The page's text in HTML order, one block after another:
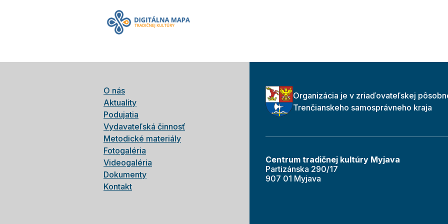
O nás
Aktuality
Podujatia
Vydavateľská činnosť
Metodické materiály
Fotogaléria
Videogaléria
Dokumenty
Kontakt
Organizácia je v zriaďovateľskej
Trenčianskeho samosprávneho kraja
Centrum tradičnej kultúry Myjava
Partizánska 290/17
907 01 Myjava